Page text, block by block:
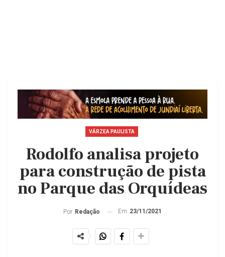
VÁRZEA PAULISTA
Rodolfo analisa projeto
para construção de pista
no Parque das Orquídeas
Por Redação Em 23/11/2021